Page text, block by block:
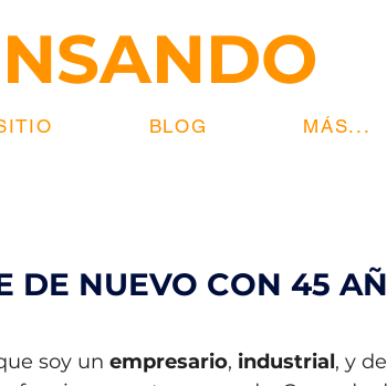
BLOG MÁS...
DE NUEVO CON 45
soy un empresario, industrial, y